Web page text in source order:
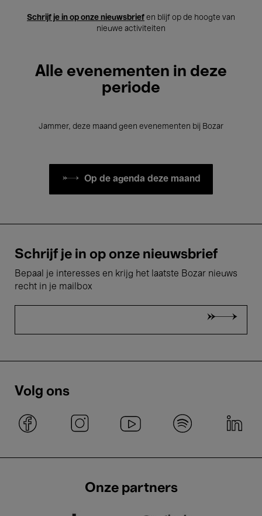
Schrijf je in op onze nieuwsbrief en blijf op de hoogte van
nieuwe activiteiten
Alle evenementen in deze
periode
Jammer, deze maand geen evenementen bij Bozar
Op de agenda deze maand
Schrijf je in op onze nieuwsbrief
Bepaal je interesses en krijg het laatste Bozar nieuws
recht in je mailbox
Volg ons
Onze partners